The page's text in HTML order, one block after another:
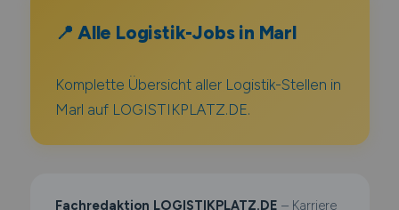
📍 Alle Logistik-Jobs in Marl
Komplette Übersicht aller Logistik-Stellen in
Marl auf LOGISTIKPLATZ.DE.
Fachredaktion LOGISTIKPLATZ.DE – Karriere